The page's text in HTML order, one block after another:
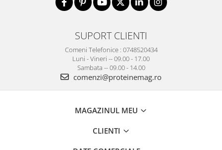
SUPORT CLIENTI
Comeni Telefonice : 0748520434
Luni - Vineri -- 09.00 - 17.00
Sambata -- 09.00 - 14.00
comenzi@proteinemag.ro
MAGAZINUL MEU
CLIENTI